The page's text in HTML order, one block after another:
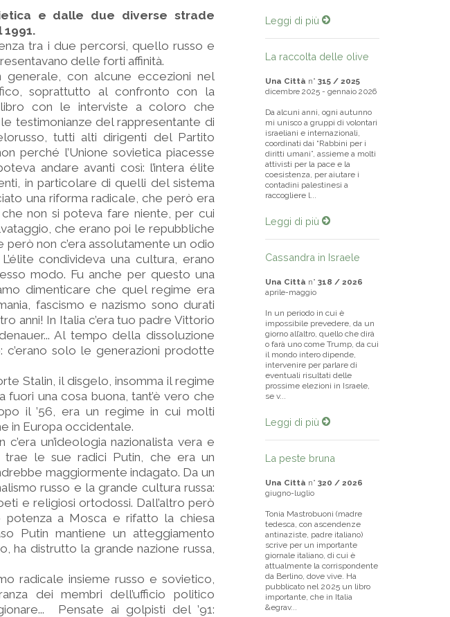
e dalle due diverse strade
1991.
tra i due percorsi, quello russo e
delle forti affinità.
generale, con alcune eccezioni nel
soprattutto al confronto con la
con le interviste a coloro che
testimonianze del rappresentante di
tutti alti dirigenti del Partito
perché l’Unione sovietica piacesse
andare avanti così: l’intera élite
in particolare di quelli del sistema
una riforma radicale, che però era
non si poteva fare niente, per cui
che erano poi le repubbliche
non c’era assolutamente un odio
condivideva una cultura, erano
modo. Fu anche per questo una
dimenticare che quel regime era
fascismo e nazismo sono durati
anni! In Italia c’era tuo padre Vittorio
Al tempo della dissoluzione
c’erano solo le generazioni prodotte
Stalin, il disgelo, insomma il regime
una cosa buona, tant’è vero che
il ’56, era un regime in cui molti
in Europa occidentale.
un’ideologia nazionalista vera e
trae le sue radici Putin, che era un
maggiormente indagato. Da un
russo e la grande cultura russa:
e religiosi ortodossi. Dall’altro però
potenza a Mosca e rifatto la chiesa
Putin mantiene un atteggiamento
ha distrutto la grande nazione russa,
radicale insieme russo e sovietico,
dei membri dell’ufficio politico
Pensate ai golpisti del ’91:
Leggi di più
La raccolta delle olive
Una Città n° 315 / 2025
dicembre 2025 - gennaio 2026
Da alcuni anni, ogni autunno
mi unisco a gruppi di volontari
israeliani e internazionali,
coordinati dai “Rabbini per i
diritti umani”, assieme a molti
attivisti per la pace e la
coesistenza, per aiutare i
contadini palestinesi a
raccogliere l...
Leggi di più
Cassandra in Israele
Una Città n° 318 / 2026
aprile-maggio
In un periodo in cui è
impossibile prevedere, da un
giorno all’altro, quello che dirà
o farà uno come Trump, da cui
il mondo intero dipende,
intervenire per parlare di
eventuali risultati delle
prossime elezioni in Israele,
se v...
Leggi di più
La peste bruna
Una Città n° 320 / 2026
giugno-luglio
Tonia Mastrobuoni (madre
tedesca, con ascendenze
antinaziste, padre italiano)
scrive per un importante
giornale italiano, di cui è
attualmente la corrispondente
da Berlino, dove vive. Ha
pubblicato nel 2025 un libro
importante, che in Italia
&egrav...